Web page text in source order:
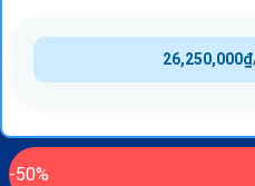
26,250,000₫
-50%